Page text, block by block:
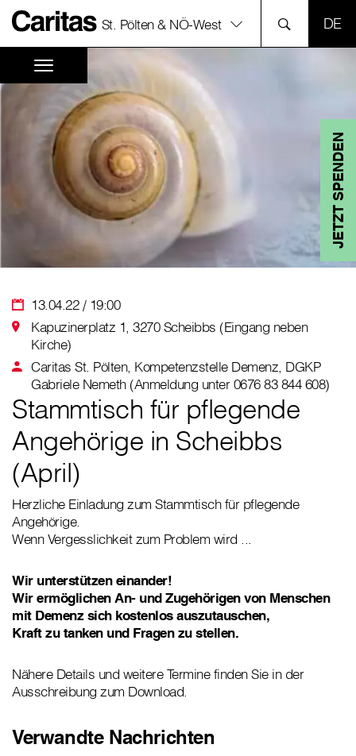
St. Pölten & NÖ-West
JETZT SPENDEN
13.04.22 / 19:00
Kapuzinerplatz 1, 3270 Scheibbs (Eingang neben
Kirche)
Caritas St. Pölten, Kompetenzstelle Demenz, DGKP
Gabriele Nemeth (Anmeldung unter 0676 83 844 608)
Stammtisch für pflegende
Angehörige in Scheibbs
(April)
Herzliche Einladung zum Stammtisch für pflegende
Angehörige.
Wenn Vergesslichkeit zum Problem wird ...
Wir unterstützen einander!
Wir ermöglichen An- und Zugehörigen von Menschen
mit Demenz sich kostenlos auszutauschen,
Kraft zu tanken und Fragen zu stellen.
Nähere Details und weitere Termine finden Sie in der
Ausschreibung zum Download.
Verwandte Nachrichten